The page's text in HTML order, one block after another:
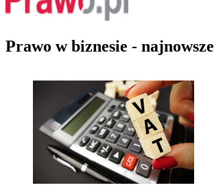
Prawo w biznesie - najnowsze